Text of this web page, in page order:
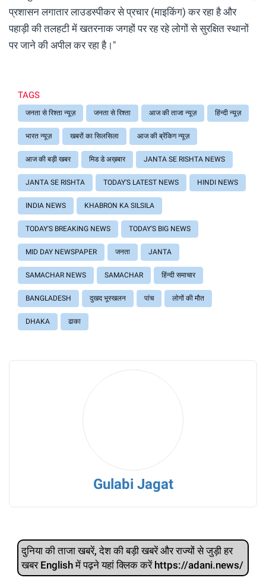
प्रशासन लगातार लाउडस्पीकर से प्रचार (माइकिंग) कर रहा है और
पहाड़ी की तलहटी में खतरनाक जगहों पर रह रहे लोगों से सुरक्षित स्थानों
पर जाने की अपील कर रहा है।"
TAGS
जनता से रिश्ता न्यूज़ जनता से रिश्ता आज की ताजा न्यूज़ हिंन्दी न्यूज़
भारत न्यूज़ खबरों का सिलसिला आज की ब्रेंकिग न्यूज़
आज की बड़ी खबर मिड डे अख़बार JANTA SE RISHTA NEWS
JANTA SE RISHTA TODAY'S LATEST NEWS HINDI NEWS
INDIA NEWS KHABRON KA SILSILA
TODAY'S BREAKING NEWS TODAY'S BIG NEWS
MID DAY NEWSPAPER जनता JANTA
SAMACHAR NEWS SAMACHAR हिंन्दी समाचार
BANGLADESH दुखद भूस्खलन पांच लोगों की मौत
DHAKA ढाका
Gulabi Jagat
दुनिया की ताजा खबरें, देश की बड़ी खबरें और राज्‍यों से जुड़ी हर
खबर English में पढ़ने यहां क्लिक करें https://adani.news/